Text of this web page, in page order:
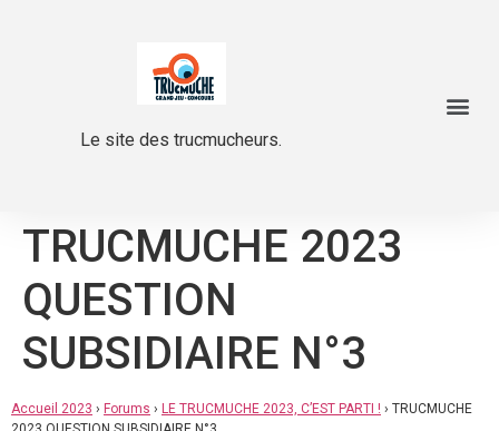
Le site des trucmucheurs.
TRUCMUCHE 2023
QUESTION
SUBSIDIAIRE N°3
Accueil 2023 › Forums › LE TRUCMUCHE 2023, C’EST PARTI ! › TRUCMUCHE